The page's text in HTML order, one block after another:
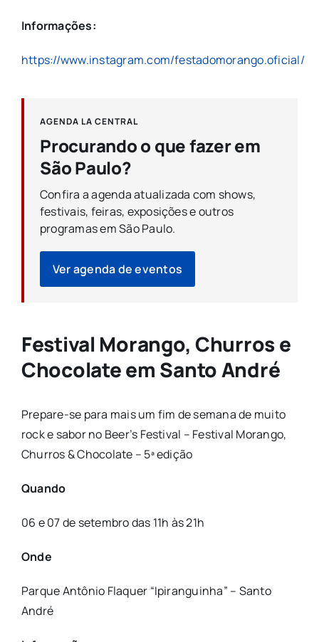
Informações:
https://www.instagram.com/festadomorango.oficial/
AGENDA LA CENTRAL
Procurando o que fazer em
São Paulo?
Confira a agenda atualizada com shows,
festivais, feiras, exposições e outros
programas em São Paulo.
Ver agenda de eventos
Festival Morango, Churros e
Chocolate em Santo André
Prepare-se para mais um fim de semana de muito
rock e sabor no Beer’s Festival – Festival Morango,
Churros & Chocolate – 5ª edição
Quando
06 e 07 de setembro das 11h às 21h
Onde
Parque Antônio Flaquer “Ipiranguinha” – Santo
André